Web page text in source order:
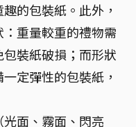
的包裝紙。此外，
重量較重的禮物需
裝紙破損；而形狀
定彈性的包裝紙，
面、霧面、閃亮